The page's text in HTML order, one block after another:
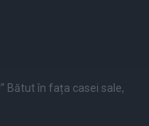
Bătut în fața casei sale,